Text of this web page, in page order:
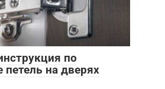
по
петель на дверях